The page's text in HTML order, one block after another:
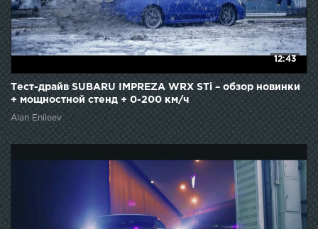
12:43
Тест-драйв SUBARU IMPREZA WRX STi – обзор новинки
+ мощностной стенд + 0-200 км/ч
Alan Enileev